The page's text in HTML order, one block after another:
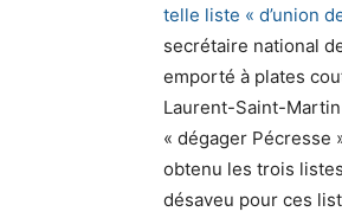
telle liste « d’union
secrétaire national
emporté à plates
Laurent-Saint-Martin
« dégager Pécresse
obtenu les trois listes
désaveu pour ces